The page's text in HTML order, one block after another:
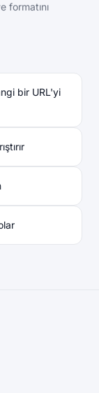
formatını
bir URL'yi